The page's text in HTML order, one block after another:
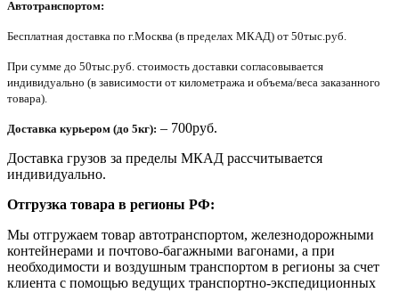
Автотранспортом:
Бесплатная доставка по г.Москва (в пределах МКАД) от 50тыс.руб.
При сумме до 50тыс.руб. стоимость доставки согласовывается
индивидуально (в зависимости от километража и объема/веса заказанного
товара).
Доставка курьером (до 5кг): – 700руб.
Доставка грузов за пределы МКАД рассчитывается
индивидуально.
Отгрузка товара в регионы РФ:
Мы отгружаем товар автотранспортом, железнодорожными
контейнерами и почтово-багажными вагонами, а при
необходимости и воздушным транспортом в регионы за счет
клиента с помощью ведущих транспортно-экспедиционных